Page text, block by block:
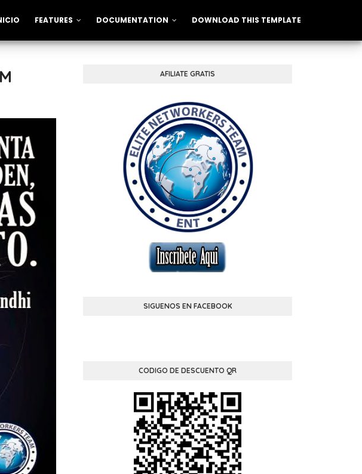
FEATURES DOCUMENTATION DOWNLOAD THIS TEMPLATE
AFILIATE GRATIS
SIGUENOS EN FACEBOOK
CODIGO DE DESCUENTO QR